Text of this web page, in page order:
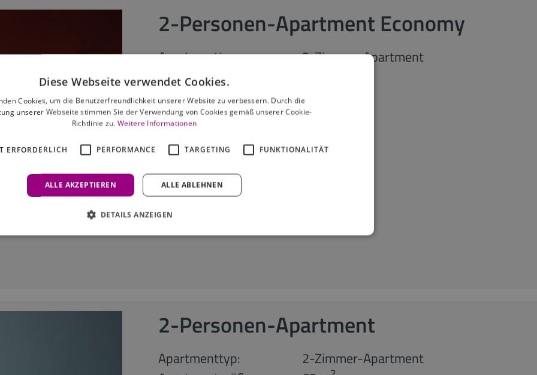
2-Personen-Apartment Economy
Apartmenttyp:
2-Zimmer-Apartment
Apartmentgröße:
max. Personen: 2
ab 95,00
ab 30 Nächte
anfragen
2-Personen-Apartment
Apartmenttyp:
2-Zimmer-Apartment
Diese Webseite verwendet Cookies.
Cookies, um die Benutzerfreundlichkeit unserer Website zu verbessern. Durch die
unserer Webseite stimmen Sie der Verwendung von Cookies gemäß unserer Cookie-
Richtlinie zu.Weitere Informationen
ERFORDERLICH PERFORMANCE TARGETING FUNKTIONALITÄT
ALLE AKZEPTIEREN ALLE ABLEHNEN
DETAILS ANZEIGEN